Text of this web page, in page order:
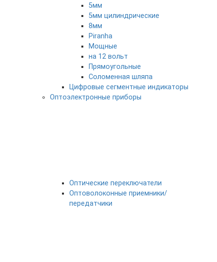
5мм
5мм цилиндрические
8мм
Piranha
Мощные
на 12 вольт
Прямоугольные
Соломенная шляпа
Цифровые сегментные индикаторы
Оптоэлектронные приборы
Оптические переключатели
Оптоволоконные приемники/
передатчики